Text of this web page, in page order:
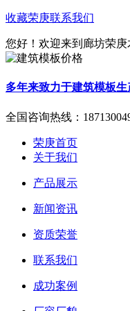
收藏荣庚联系我们
您好！欢迎来到廊坊荣庚
多年来致力于建筑模板生
全国咨询热线：
荣庚首页
关于我们
产品展示
新闻资讯
资质荣誉
联系我们
成功案例